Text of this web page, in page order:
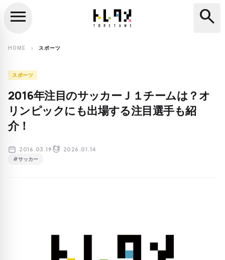
search
menu search
HOME chevron_right スポーツ
スポーツ
2016年注目のサッカーＪ１チームは？オ
リンピックにも出場する注目選手も紹
介！
2016.03.19 2026.01.14
#サッカー